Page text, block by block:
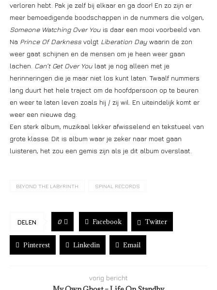
verloren hebt. Pak je zelf bij elkaar en ga door! En zo zijn er
meer bemoedigende boodschappen in de nummers die volgen,
Someone Watching Over You is daar een mooi voorbeeld van.
Na Prince Of Darkness volgt Liberation Day waarin de zon
weer gaat schijnen en de mensen om je heen weer gaan
lachen. Can’t Get Over You laat je nog alleen met je
herinneringen die je maar niet los kunt laten. Twaalf nummers
lang duurt het hele traject om de hoofdpersoon op te beuren
en weer te laten leven zoals hij / zij wil. En uiteindelijk komt er
weer een nieuwe dag.
Een sterk album, muzikaal lekker afwisselend en tekstueel van
grote klasse. Dit is album waar je zeker naar moet gaan
luisteren, het zou een gemis zijn als je dit album overslaat.
BEYOND THE LABYRINTH SPINAL RECORDS
DELEN 0 Facebook Twitter
Pinterest Linkedin Email
vorig bericht